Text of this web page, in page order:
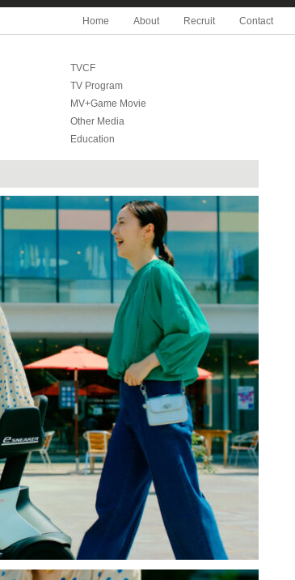
Home About Recruit Contact
TVCF
TV Program
MV+Game Movie
Other Media
Education